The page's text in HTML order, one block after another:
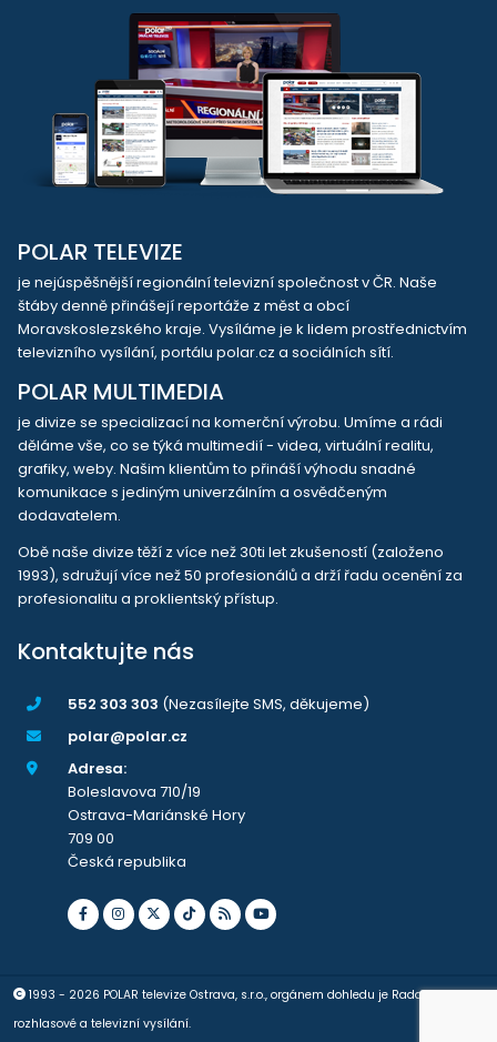
POLAR TELEVIZE
je nejúspěšnější regionální televizní společnost v ČR. Naše
štáby denně přinášejí reportáže z měst a obcí
Moravskoslezského kraje. Vysíláme je k lidem prostřednictvím
televizního vysílání, portálu polar.cz a sociálních sítí.
POLAR MULTIMEDIA
je divize se specializací na komerční výrobu. Umíme a rádi
děláme vše, co se týká multimedií - videa, virtuální realitu,
grafiky, weby. Našim klientům to přináší výhodu snadné
komunikace s jediným univerzálním a osvědčeným
dodavatelem.
Obě naše divize těží z více než 30ti let zkušeností (založeno
1993), sdružují více než 50 profesionálů a drží řadu ocenění za
profesionalitu a proklientský přístup.
Kontaktujte nás
552 303 303 (Nezasílejte SMS, děkujeme)
polar@polar.cz
Adresa:
Boleslavova 710/19
Ostrava-Mariánské Hory
709 00
Česká republika
1993 - 2026 POLAR televize Ostrava, s.r.o., orgánem dohledu je Rada pro
rozhlasové a televizní vysílání.